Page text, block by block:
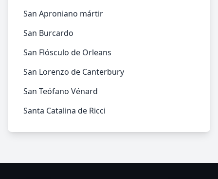
San Aproniano mártir
San Burcardo
San Flósculo de Orleans
San Lorenzo de Canterbury
San Teófano Vénard
Santa Catalina de Ricci